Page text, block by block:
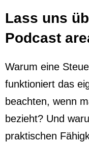
Lass uns
Podcast
Warum eine
funktioniert das
beachten, wenn
bezieht? Und
praktischen